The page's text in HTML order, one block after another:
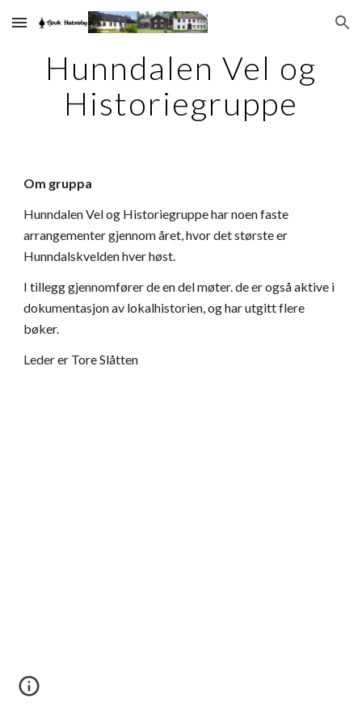
Skip to main content Skip to navigation
Hunndalen Vel og
Historiegruppe
Om gruppa
Hunndalen Vel og Historiegruppe har noen faste
arrangementer gjennom året, hvor det største er
Hunndalskveldenhver høst.
I tillegg gjennomfører de en del møter. de er også aktive i
dokumentasjon av lokalhistorien, og har utgitt flere
bøker.
Leder er Tore Slåtten